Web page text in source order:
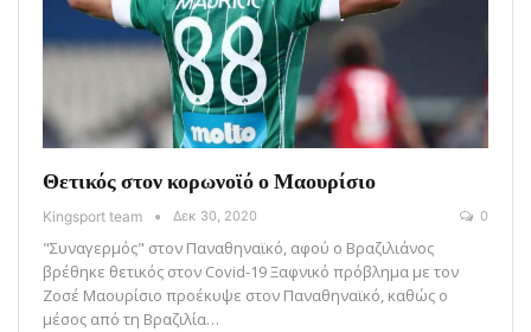
Θετικός στον κορωνοϊό ο Μαουρίσιο
Kingsport team Δεκ 30, 2020 0
"Συναγερμός" στον Παναθηναϊκό, αφού ο Βραζιλιάνος
βρέθηκε θετικός στον Covid-19 Ξαφνικό πρόβλημα με τον
Ζοσέ Μαουρίσιο προέκυψε στον Παναθηναϊκό, καθώς ο
μέσος από τη Βραζιλία…